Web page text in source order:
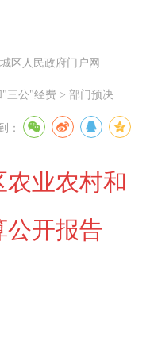
区人民政府门户网
"三公"经费 > 部门预决
：
农业农村和
公开报告